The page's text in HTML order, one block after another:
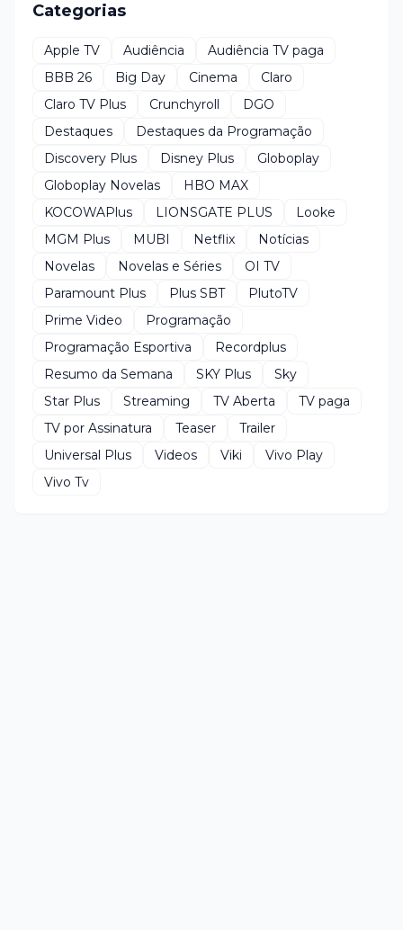
Categorias
Apple TV Audiência
Audiência TV paga
BBB 26
Big Day Cinema
Claro
Claro TV Plus
Crunchyroll
DGO
Destaques
Destaques da Programação
Discovery Plus
Disney Plus
Globoplay
Globoplay Novelas
HBO MAX
KOCOWAPlus
LIONSGATE PLUS
Looke
MGM Plus
MUBI Netflix
Notícias
Novelas
Novelas e Séries
OI TV
Paramount Plus
Plus SBT
PlutoTV
Prime Video
Programação
Programação Esportiva
Recordplus
Resumo da Semana
SKY Plus
Sky
Star Plus
Streaming TV Aberta
TV paga
TV por Assinatura
Teaser
Trailer
Universal Plus
Videos Viki
Vivo Play
Vivo Tv